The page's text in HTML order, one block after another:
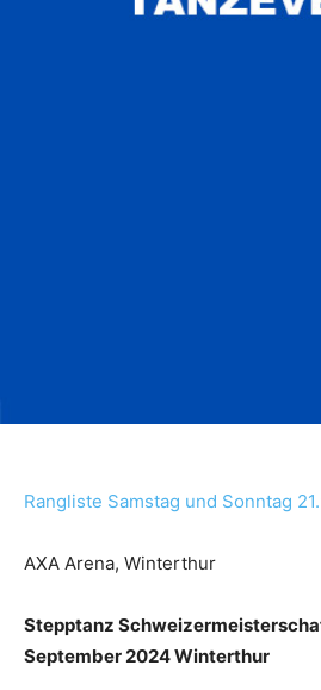
Rangliste Samstag und Sonntag
AXA Arena, Winterthur
Stepptanz
September 2024 Winterthur